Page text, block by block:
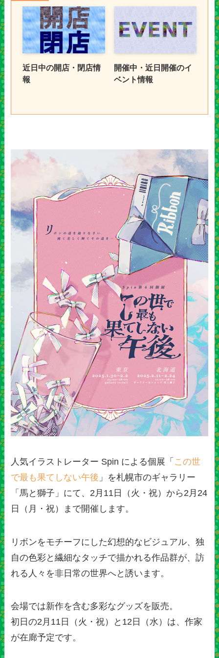
近日中の開店・閉店情
報
開催中・近日開催のイ
ベント情報
人気イラストレーター Spin による個展「 この世
で最も果てしない午後 」を札幌市のギャラリー
「馬と獅子」にて、2月11日（火・祝）から2月24
日（月・祝）まで開催します。
リボンをモチーフにした幻想的なビジュアル、独
自の色彩と繊細なタッチで描かれる作品群が、訪
れる人々を非日常の世界へと誘います。
会場では新作を含む多彩なグッズを販売。
初日の2月11日（火・祝）と12日（水）は、作家
が在廊予定です。